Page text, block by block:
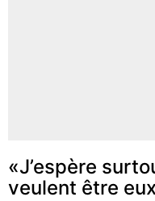
«J’espère
veulent être